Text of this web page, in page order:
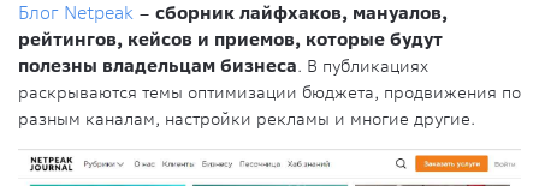
Блог Netpeak – сборник лайфхаков, мануалов,
рейтингов, кейсов и приемов, которые будут
полезны владельцам бизнеса. В публикациях
раскрываются темы оптимизации бюджета, продвижения по
разным каналам, настройки рекламы и многие другие.